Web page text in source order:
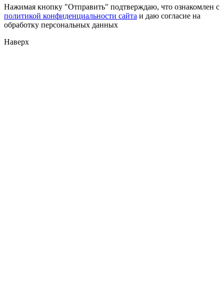
Нажимая кнопку "Отправить" подтверждаю, что ознакомлен с
политикой конфиденциальности сайта и даю согласие на
обработку персональных данных
Наверх